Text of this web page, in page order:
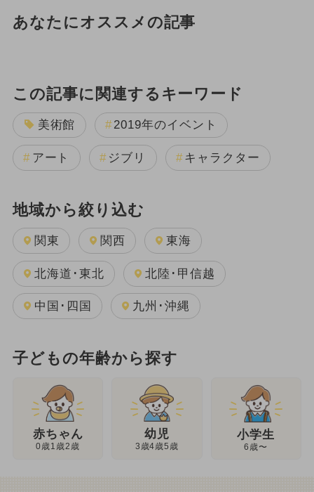
あなたにオススメの記事
この記事に関連するキーワード
美術館 2019年のイベント
アート ジブリ キャラクター
地域から絞り込む
関東 関西 東海
北海道･東北 北陸･甲信越
中国･四国 九州･沖縄
子どもの年齢から探す
赤ちゃん
0歳1歳2歳
幼児
3歳4歳5歳
小学生
6歳〜